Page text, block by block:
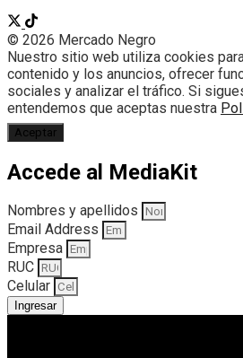
© 2026 Mercado Negro
Nuestro sitio web utiliza cookies
contenido y los anuncios, ofrecer
sociales y analizar el tráfico. Si
entendemos que aceptas nuestra
Aceptar
Accede al MediaKit
Nombres y apellidos
Email Address
Empresa
RUC
Celular
Ingresar